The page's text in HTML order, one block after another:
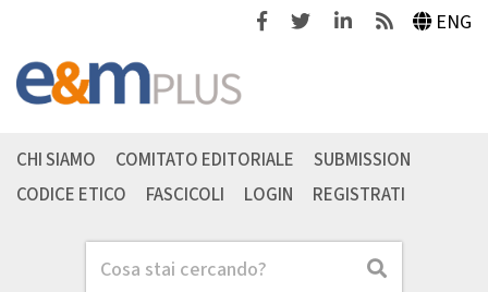
FacebookTwitterLinkedinFeeds ENG
Cerca Cerca
CHI SIAMO COMITATO EDITORIALE
SUBMISSION
CODICE ETICO
FASCICOLI LOGIN REGISTRATI